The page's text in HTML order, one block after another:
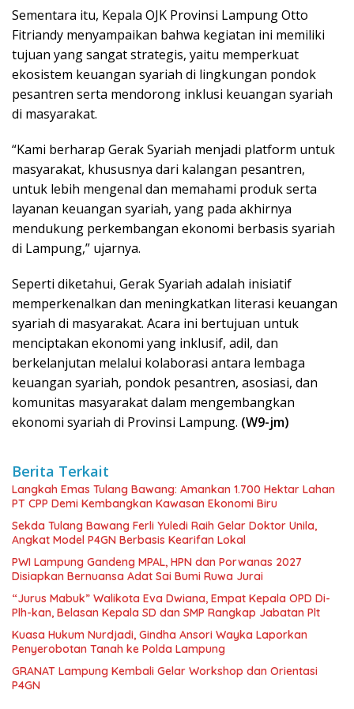
Sementara itu, Kepala OJK Provinsi Lampung Otto
Fitriandy menyampaikan bahwa kegiatan ini memiliki
tujuan yang sangat strategis, yaitu memperkuat
ekosistem keuangan syariah di lingkungan pondok
pesantren serta mendorong inklusi keuangan syariah
di masyarakat.
“Kami berharap Gerak Syariah menjadi platform untuk
masyarakat, khususnya dari kalangan pesantren,
untuk lebih mengenal dan memahami produk serta
layanan keuangan syariah, yang pada akhirnya
mendukung perkembangan ekonomi berbasis syariah
di Lampung,” ujarnya.
Seperti diketahui, Gerak Syariah adalah inisiatif
memperkenalkan dan meningkatkan literasi keuangan
syariah di masyarakat. Acara ini bertujuan untuk
menciptakan ekonomi yang inklusif, adil, dan
berkelanjutan melalui kolaborasi antara lembaga
keuangan syariah, pondok pesantren, asosiasi, dan
komunitas masyarakat dalam mengembangkan
ekonomi syariah di Provinsi Lampung. (W9-jm)
Berita Terkait
Langkah Emas Tulang Bawang: Amankan 1.700 Hektar Lahan
PT CPP Demi Kembangkan Kawasan Ekonomi Biru
Sekda Tulang Bawang Ferli Yuledi Raih Gelar Doktor Unila,
Angkat Model P4GN Berbasis Kearifan Lokal
PWI Lampung Gandeng MPAL, HPN dan Porwanas 2027
Disiapkan Bernuansa Adat Sai Bumi Ruwa Jurai
“Jurus Mabuk” Walikota Eva Dwiana, Empat Kepala OPD Di-
Plh-kan, Belasan Kepala SD dan SMP Rangkap Jabatan Plt
Kuasa Hukum Nurdjadi, Gindha Ansori Wayka Laporkan
Penyerobotan Tanah ke Polda Lampung
GRANAT Lampung Kembali Gelar Workshop dan Orientasi
P4GN